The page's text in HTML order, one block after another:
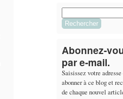
Abonnez-
par e-mail.
Saisissez votre
abonner à ce blog et
de chaque nouvel